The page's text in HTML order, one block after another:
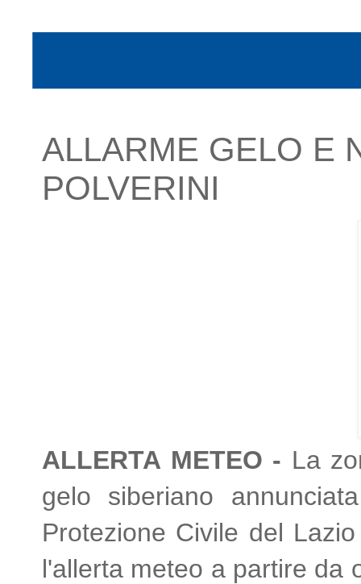
ALLARME GELO E
POLVERINI
ALLERTA METEO - La
gelo siberiano
Protezione Civile del
l'allerta meteo a partire da